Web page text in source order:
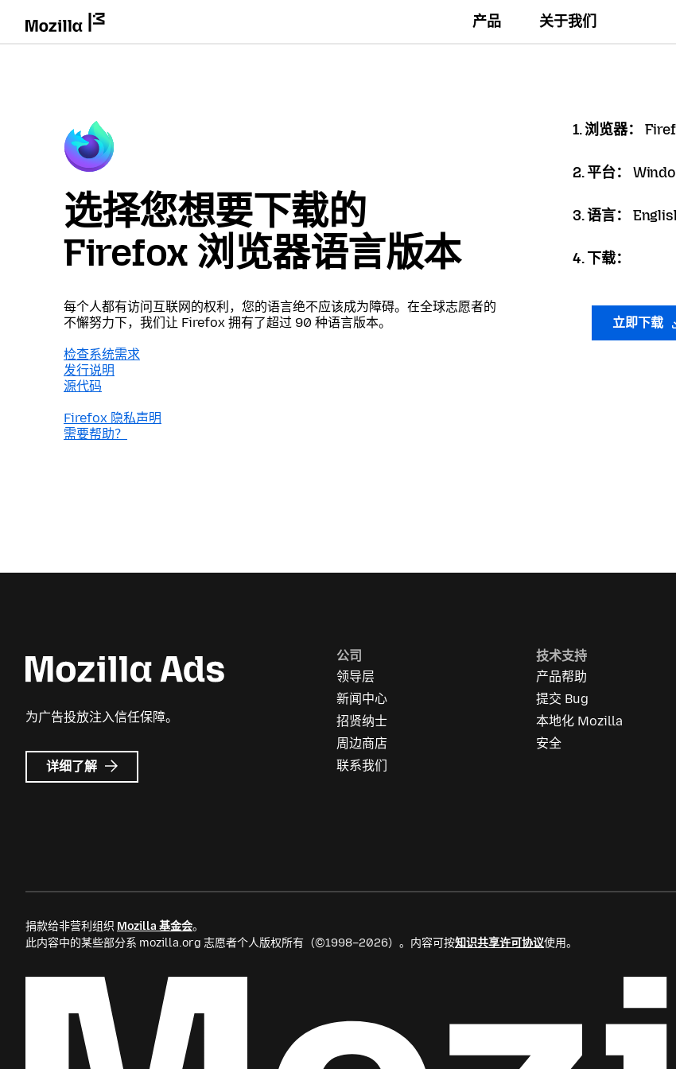
产品 关于我们
选择您想要下载的
Firefox 浏览器语言版本
每个人都有访问互联网的权利，您的语言绝不应该成为障碍。在全球志愿者的
不懈努力下，我们让 Firefox 拥有了超过 90 种语言版本。
检查系统需求
发行说明
源代码
Firefox 隐私声明
需要帮助？
1. 浏览器：
2. 平台：
3. 语言：
4. 下载：
立即下载
为广告投放注入信任保障。
详细了解 Mozilla
广
公司
领导层
新闻中心
招贤纳士
周边商店
联系我们
技术支持
产品帮助
提交 Bug
本地化 Mozilla
安全
捐款给非营利组织 Mozilla 基金会。
此内容中的某些部分系 mozilla.org 志愿者个人版权所有（©1998–2026）。内容可按知识共享许可协议使用。